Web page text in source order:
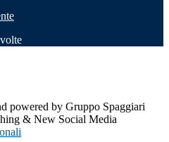
volte
powered by Gruppo Spaggiari
& New Social Media